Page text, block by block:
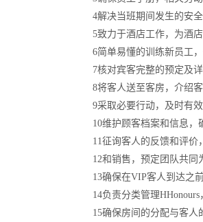
4解决当班期间发生的安
5致力于酒店工作，为酒
6简单易懂的训练新员工
7核对宾客完整的预定及
8将客人送至客房，介绍
9采取必要行动，及时有
10维护顾客档案和信息，
11征询客人的反馈和评价
12和销售，预定团队共同
13确保在VIP客人到达之
14负责分类管理
15确保房间的分配与客